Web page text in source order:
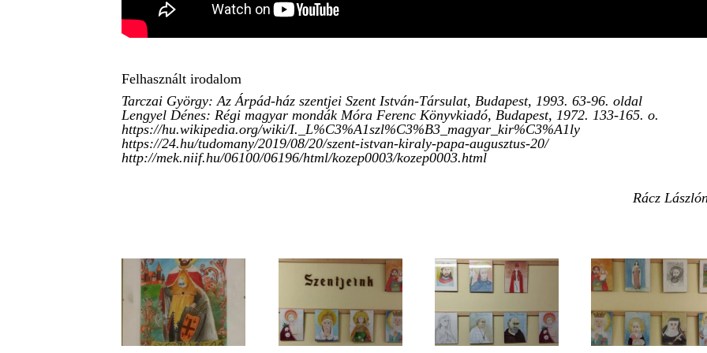
Felhasznált irodalom
Tarczai György: Az Árpád-ház szentjei Szent István-Társulat, Budapest, 1993. 63-96. oldal
Lengyel Dénes: Régi magyar mondák Móra Ferenc Könyvkiadó, Budapest, 1972. 133-165. o.
https://hu.wikipedia.org/wiki/I._L%C3%A1szl%C3%B3_magyar_kir%C3%A1ly
https://24.hu/tudomany/2019/08/20/szent-istvan-kiraly-papa-augusztus-20/
http://mek.niif.hu/06100/06196/html/kozep0003/kozep0003.html
Rácz